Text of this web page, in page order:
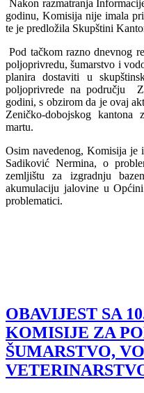
Nakon razmatranja
godinu, Komisija nije imala
te je predložila Skupštini
Pod tačkom razno dnevnog
poljoprivredu, šumarstvo i
planira dostaviti u
poljoprivrede na području
godini, s obzirom da je ovaj
Zeničko-dobojskog
martu.
Osim navedenog, Komisija je
Sadiković Nermina, o
zemljištu za izgradnju
akumulaciju jalovine u
problematici.
OBAVIJEST SA
KOMISIJE ZA
ŠUMARSTVO,